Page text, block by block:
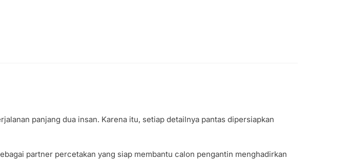
panjang dua insan. Karena itu, setiap detailnya pantas dipersiapkan
partner percetakan yang siap membantu calon pengantin menghadirkan